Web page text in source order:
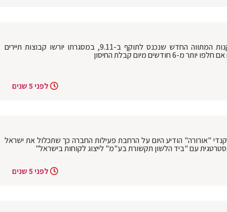
ועדת החוקה אישרה היום (חמישי) את תקנות המתווה החדש שנכנס לתוקף ב-9.11, במסגרתו יורשו קבוצות תיירים
מיום קבלת החיסון
לפני 5 שנים
"אורורה" הודיע היום על הרחבת פעילות החברה כך שתכלול את ישראל
עם "ביד הלשון תקשורת בע"מ" לייצוג לקוחות בישראל"
לפני 5 שנים